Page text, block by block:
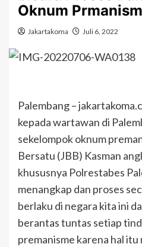
Oknum
Jakartakoma Juli 6, 2022
Palembang –
kepada wartawan di
sekelompok oknum
Bersatu (JBB) Kasman
khususnya Polrestabes
menangkap dan proses
berlaku di negara kita ini
berantas tuntas setiap
premanisme karena hal